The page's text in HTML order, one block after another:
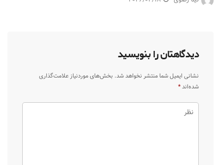
دیدگاهتان را بنویسید
نشانی ایمیل شما منتشر نخواهد شد. بخش‌های موردنیاز علامت‌گذاری
شده‌اند*